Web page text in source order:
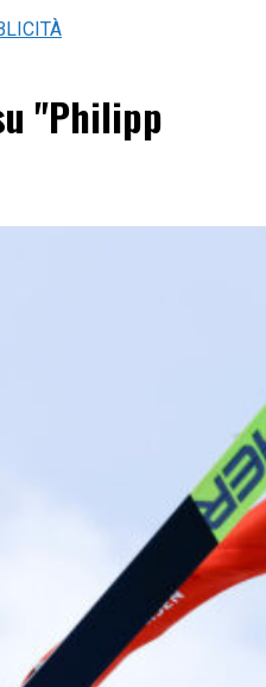
"Philipp